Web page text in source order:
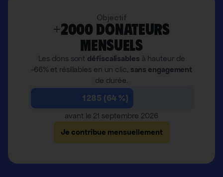
+2000 donateurs
mensuels
Les dons sont défiscalisables à hauteur de
-66% et résiliables en un clic, sans engagement
de durée.
1 285 (64 %)
avant le 21 septembre 2026
Je contribue mensuellement